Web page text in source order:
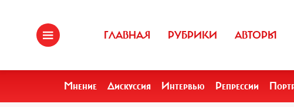
ГЛАВНАЯ РУБРИКИ АВТОРЫ
Мнение Дискуссия Интервью Репрессии